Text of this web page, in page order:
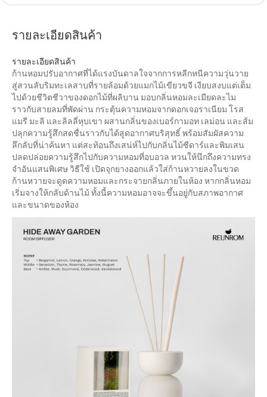
รายละเอียดสินค้า
รายละเอียดสินค้า
ก้านหอมปรับอากาศที่ได้แรงบันดาลใจจากการหลีกหนีความวุ่นวาย
สู่สวนลับริมทะเลสาบที่รายล้อมด้วยแมกไม้เขียวขจี เงียบสงบแต่เต็ม
ไปด้วยชีวิตชีวาของดอกไม้ที่ผลิบาน มอบกลิ่นหอมละเมียดละไม
ราวกับสายลมที่พัดผ่าน กระตุ้นความหอมจากดอกเจอราเนียม โรส
แมรี มะลิ และลิลลี่หุบเขา ผสานกลิ่นของเบอร์กามอท เลม่อน และส้ม
ปลุกความรู้สึกสดชื่นราวกับได้สูดอากาศบริสุทธิ์ พร้อมสัมผัสความ
ลึกลับที่น่าค้นหา แต่สะท้อนถึงเสน่ห์ไปกับกลิ่นไม้ซีดาร์และพิมเสน
ปลดปล่อยความรู้สึกไปกับความหอมที่อบอวล หวนให้นึกถึงความทรง
จำอันแสนพิเศษ วิธีใช้ เปิดจุกยางออกแล้วใส่ก้านหวายลงในขวด
ก้านหวายจะดูดความหอมและกระจายกลิ่นภายในห้อง หากกลิ่นหอม
เริ่มจางให้กลับด้านไม้ ทั้งนี้ความหอมอาจจะขึ้นอยู่กับสภาพอากาศ
และขนาดของห้อง